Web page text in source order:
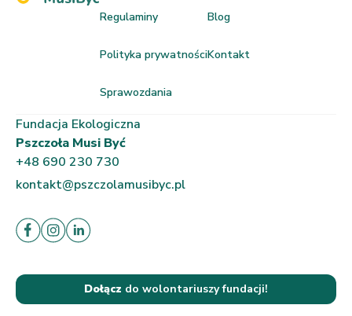
Regulaminy
Polityka prywatności
Sprawozdania
Blog
Kontakt
Fundacja Ekologiczna
Pszczoła Musi Być
+48 690 230 730
kontakt@pszczolamusibyc.pl
Dołącz do wolontariuszy fundacji!